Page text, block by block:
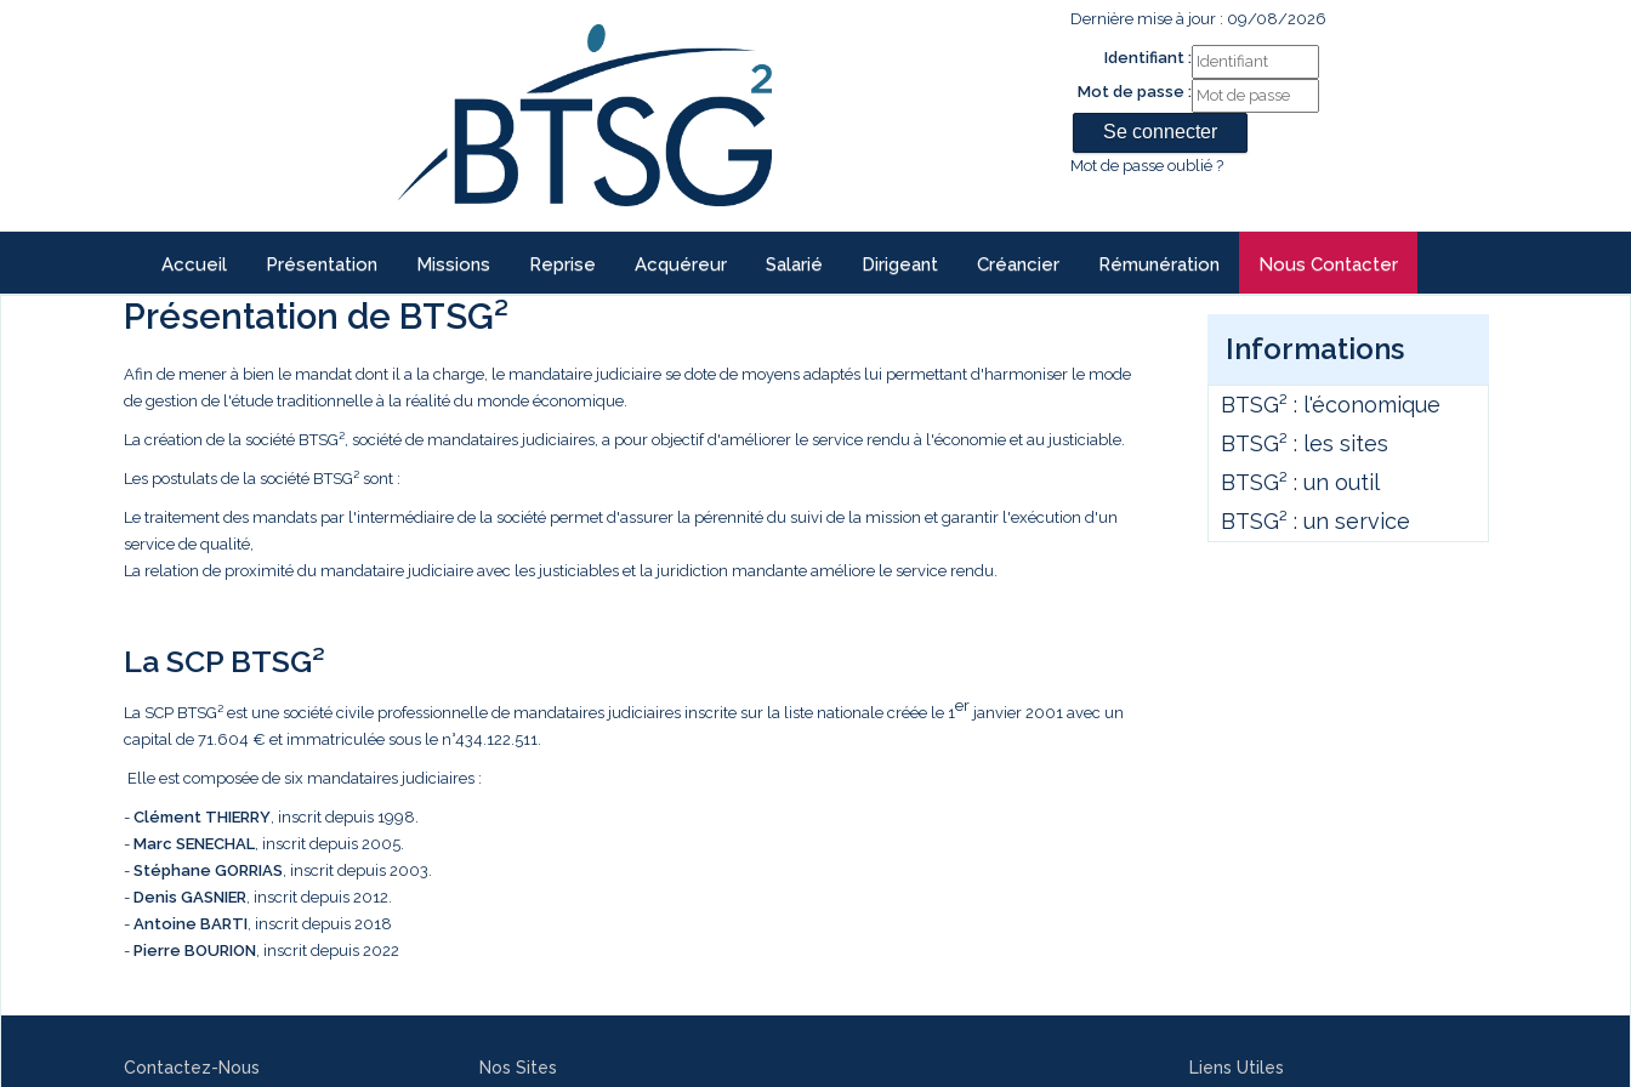
Dernière mise à jour : 09/08/2026
Identifiant :
Mot de passe :
Mot de passe oublié ?
Accueil Présentation Missions Reprise Acquéreur Salarié Dirigeant Créancier Rémunération Nous Contacter
Présentation de BTSG²
Afin de mener à bien le mandat dont il a la charge, le mandataire judiciaire se dote de moyens adaptés lui permettant d'harmoniser le mode
de gestion de l'étude traditionnelle à la réalité du monde économique.
La création de la société BTSG², société de mandataires judiciaires, a pour objectif d'améliorer le service rendu à l'économie et au justiciable.
Les postulats de la société BTSG² sont :
Le traitement des mandats par l'intermédiaire de la société permet d'assurer la pérennité du suivi de la mission et garantir l'exécution d'un
service de qualité,
La relation de proximité du mandataire judiciaire avec les justiciables et la juridiction mandante améliore le service rendu.
La SCP BTSG²
La SCP BTSG² est une société civile professionnelle de mandataires judiciaires inscrite sur la liste nationale créée le 1er janvier 2001 avec un
capital de 71.604 € et immatriculée sous le n°434.122.511.
Elle est composée de six mandataires judiciaires :
- Clément THIERRY, inscrit depuis 1998.
- Marc SENECHAL, inscrit depuis 2005.
- Stéphane GORRIAS, inscrit depuis 2003.
- Denis GASNIER, inscrit depuis 2012.
- Antoine BARTI, inscrit depuis 2018
- Pierre BOURION, inscrit depuis 2022
Informations
BTSG² : l'économique
BTSG² : les sites
BTSG² : un outil
BTSG² : un service
Contactez-Nous Nos Sites Liens Utiles